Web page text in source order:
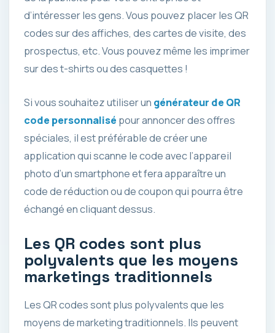
d’intéresser les gens. Vous pouvez placer les QR
codes sur des affiches, des cartes de visite, des
prospectus, etc. Vous pouvez même les imprimer
sur des t-shirts ou des casquettes !
Si vous souhaitez utiliser un générateur de QR
code personnalisé pour annoncer des offres
spéciales, il est préférable de créer une
application qui scanne le code avec l’appareil
photo d’un smartphone et fera apparaître un
code de réduction ou de coupon qui pourra être
échangé en cliquant dessus.
Les QR codes sont plus
polyvalents que les moyens
marketings traditionnels
Les QR codes sont plus polyvalents que les
moyens de marketing traditionnels. Ils peuvent